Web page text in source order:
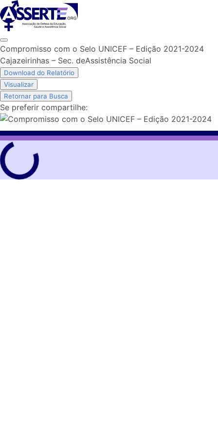
Skip
to
content
Compromisso com o Selo UNICEF – Edição 2021-2024
Cajazeirinhas – Sec. deAssistência Social
Download do Relatório
Visualizar
Retornar para Busca
Se preferir compartilhe: